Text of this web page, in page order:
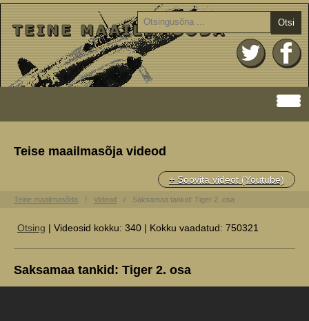
Otsi
Teise maailmasõja videod
+ Soovita videot (Youtube)
Teine maailmasõda Videod Saksamaa tankid: Tiger 2. osa
Otsing | Videosid kokku: 340 | Kokku vaadatud: 750321
Saksamaa tankid: Tiger 2. osa